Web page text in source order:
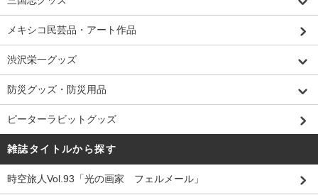
メキシコ民芸品・アート作品
渋沢栄一グッズ
防災グッズ・防災用品
ピーターラビットグッズ
雑誌タイトルから探す
時空旅人Vol.93「光の画家 フェルメール」